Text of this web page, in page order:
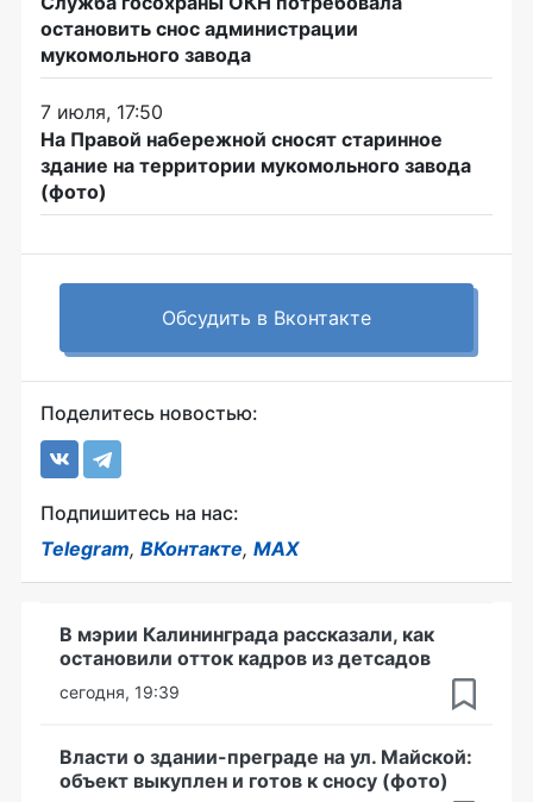
остановить снос администрации
мукомольного завода
7 июля, 17:50
На Правой набережной сносят старинное
здание на территории мукомольного завода
(фото)
Обсудить в Вконтакте
Поделитесь новостью:
Подпишитесь на нас:
Telegram, ВКонтакте, MAX
В мэрии Калининграда рассказали, как
остановили отток кадров из детсадов
сегодня, 19:39
Власти о здании-преграде на ул. Майской:
объект выкуплен и готов к сносу (фото)